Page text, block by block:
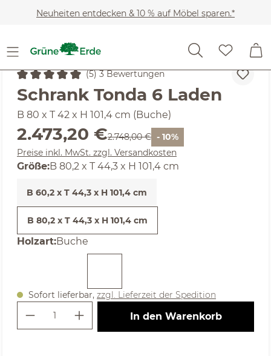
Zum Hauptinhalt springen
Neuheiten entdecken & 10 % auf Möbel sparen.*
Möbel Wohnschränke Kommoden
Durchschnittliche Bewertung von 5 von 5 Sternen
(5) 3 Bewertungen
Schrank Tonda 6 Laden
B 80 x T 42 x H 101,4 cm (Buche)
Verkaufspreis:
2.473,20 €Regulärer Preis:
2.748,00 € - 10%
Preise inkl. MwSt. zzgl. Versandkosten
Größe:B 80,2 x T 44,3 x H 101,4 cm
B 60,2 x T 44,3 x H 101,4 cm
B 80,2 x T 44,3 x H 101,4 cm
Holzartauswählen
:Buche
Sofort lieferbar, zzgl. Lieferzeit der Spedition
Produkt Anzahl: Gib den
In den Warenkorb